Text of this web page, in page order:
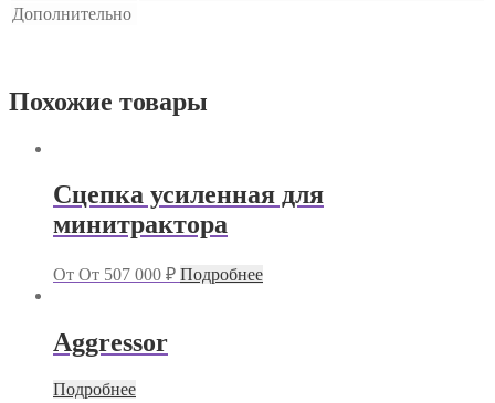
Дополнительно
Похожие товары
Сцепка усиленная для
минитрактора
От От 507 000 ₽ Подробнее
Aggressor
Подробнее